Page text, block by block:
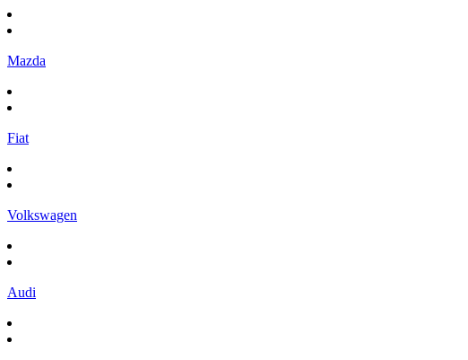
Mazda
Fiat
Volkswagen
Audi